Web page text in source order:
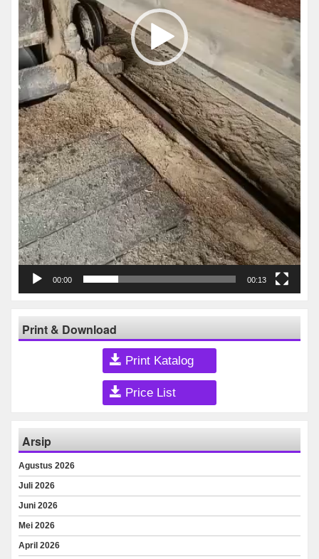
00:00 00:13
Print & Download
Print Katalog
Price List
Arsip
Agustus 2026
Juli 2026
Juni 2026
Mei 2026
April 2026